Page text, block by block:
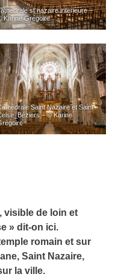
st nazaire interieure –
Karine Grégoire
Saint Nazaire et Saint
– © Karine
visible de loin et
» dit-on ici.
romain et sur
Saint Nazaire,
la ville.